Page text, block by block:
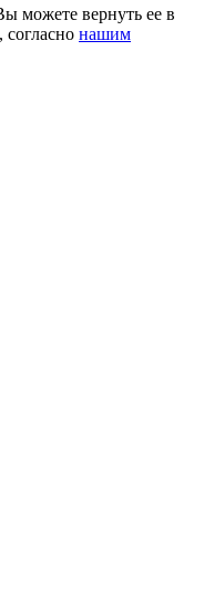
можете вернуть ее в
нашим